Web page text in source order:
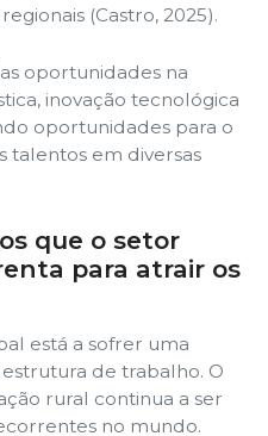
(Castro, 2025).
oportunidades na
inovação tecnológica
oportunidades para o
talentos em diversas
que o setor
para atrair os
está a sofrer uma
de trabalho. O
rural continua a ser
no mundo.